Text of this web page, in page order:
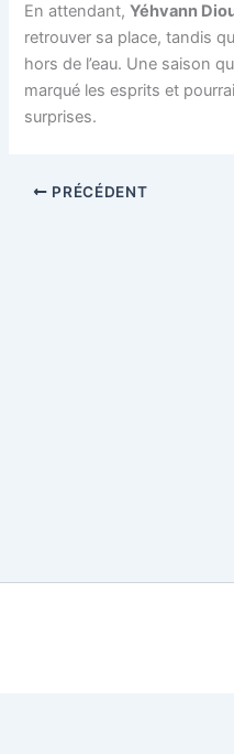
En attendant,Yéhvann
retrouver sa place, tandis
hors de l’eau. Une saison
marqué les esprits et
surprises.
PRÉCÉDENT